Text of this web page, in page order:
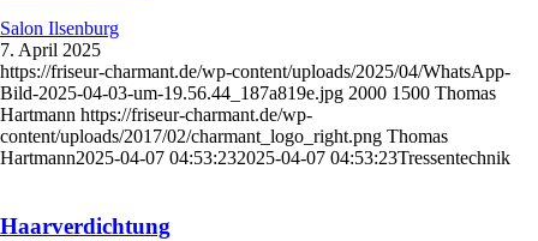
Salon Ilsenburg
7. April 2025
https://friseur-charmant.de/wp-content/uploads/2025/04/WhatsApp-
Bild-2025-04-03-um-19.56.44_187a819e.jpg 2000 1500 Thomas
Hartmann https://friseur-charmant.de/wp-
content/uploads/2017/02/charmant_logo_right.png Thomas
Hartmann2025-04-07 04:53:232025-04-07 04:53:23Tressentechnik
Haarverdichtung